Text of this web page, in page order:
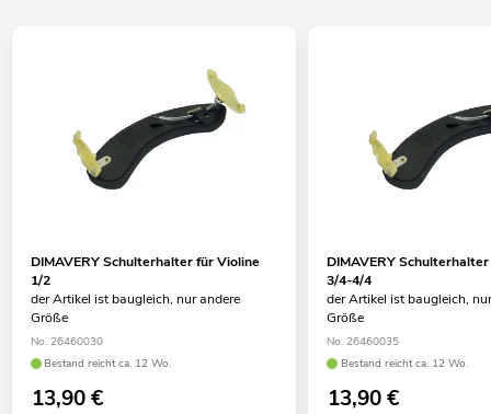
DIMAVERY Schulterhalter für Violine
1/2
der Artikel ist baugleich, nur andere
Größe
No. 26460030
Bestand reicht ca. 12 Wo.
13,90€
DIMAVERY
3/4-4/4
der Artikel ist baugleich,
Größe
No. 26460035
Bestand reicht ca. 12 Wo.
13,90€